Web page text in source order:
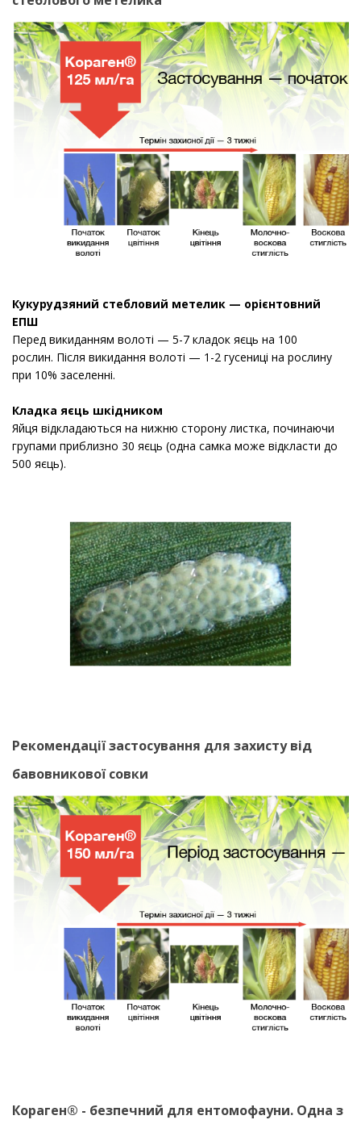
Кукурудзяний стебловий метелик — орієнтовний
ЕПШ
Перед викиданням волоті — 5-7 кладок яєць на 100
рослин. Після викидання волоті — 1-2 гусениці на рослину
при 10% заселенні.
Кладка яєць шкідником
Яйця відкладаються на нижню сторону листка, починаючи
групами приблизно 30 яєць (одна самка може відкласти до
500 яєць).
Рекомендації застосування для захисту від
бавовникової совки
Кораген® - безпечний для ентомофауни. Одна з